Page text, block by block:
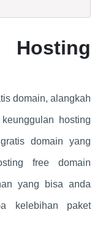
domain, alangkah
hosting
domain yang
free domain
yang bisa anda
kelebihan paket